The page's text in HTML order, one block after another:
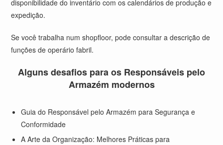
disponibilidade do inventário com os calendários de produção e
expedição.
Se você trabalha num shopfloor, pode consultar adescrição de
funções de operário fabril.
Alguns desafios para os Responsáveis pelo
Armazém modernos
Guia do Responsável pelo Armazém para Segurança e
Conformidade
A Arte da Organização: Melhores Práticas para